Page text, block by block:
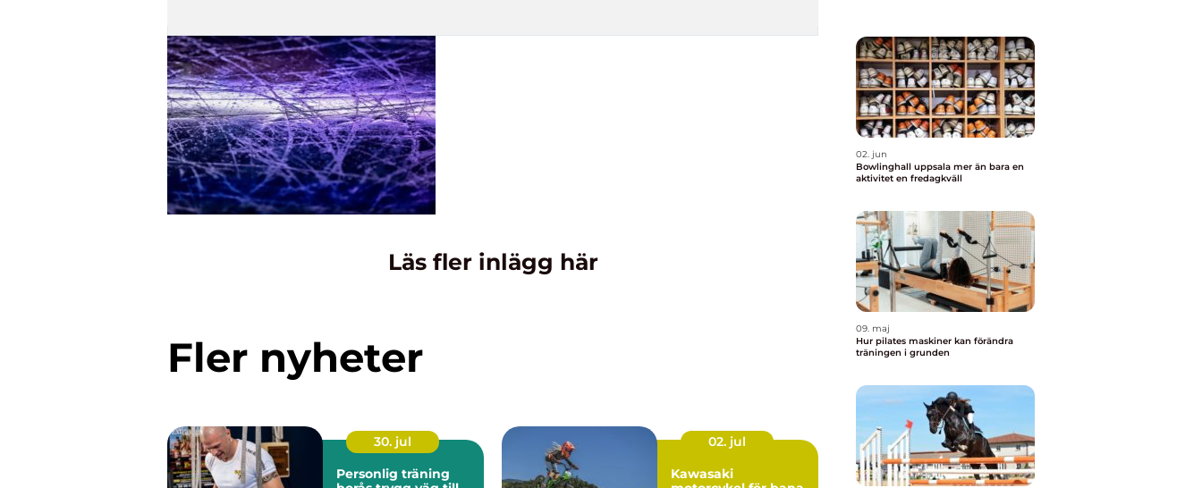
Läs fler inlägg här
Fler nyheter
30. jul
Personlig träning
02. jul
Kawasaki
02. jun
Bowlinghall uppsala mer än bara en
aktivitet en fredagkväll
09. maj
Hur pilates maskiner kan förändra
träningen i grunden